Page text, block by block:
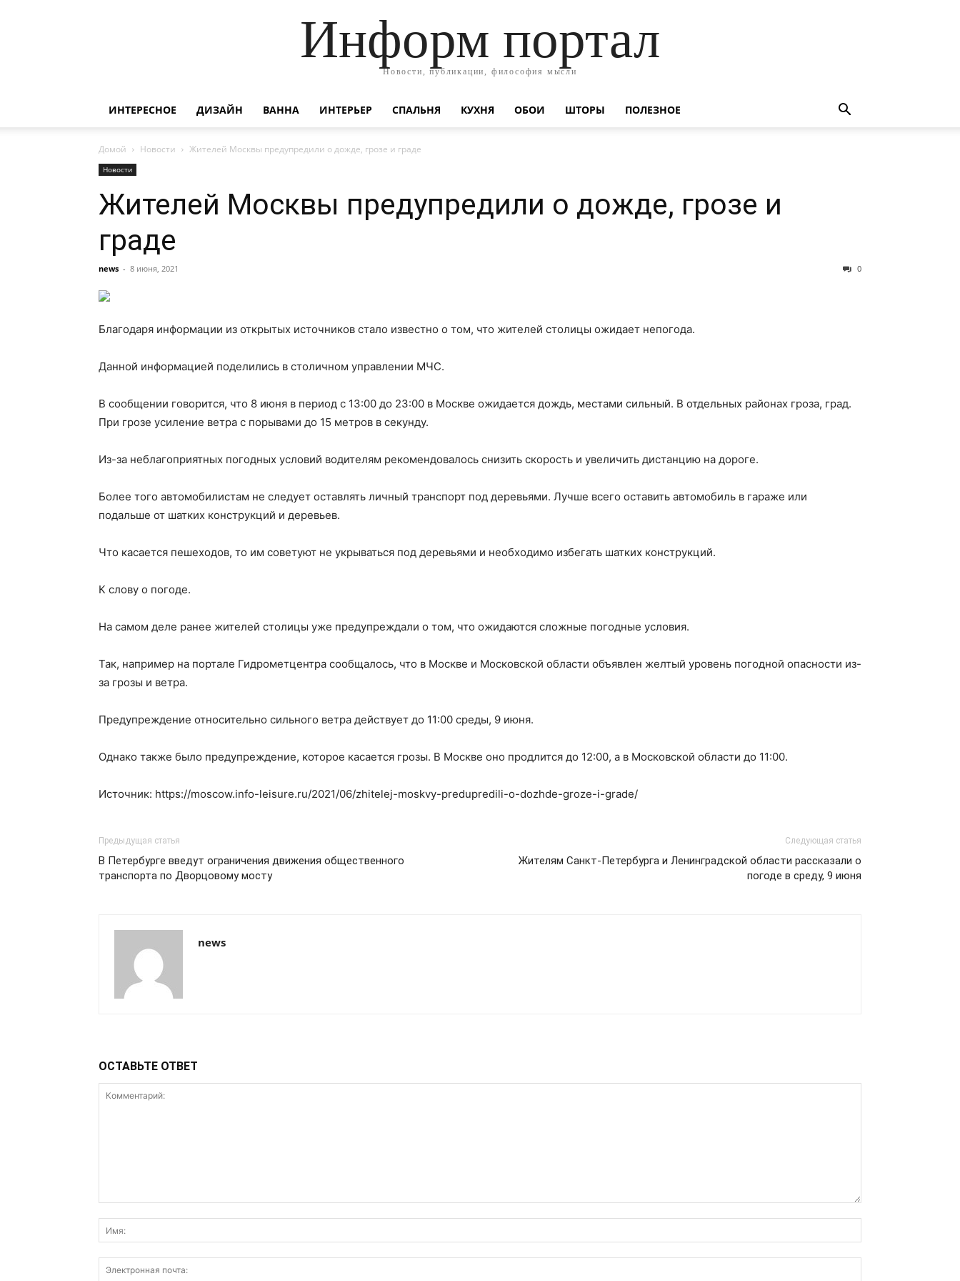
Информ портал
Новости, публикации, философия мысли
ИНТЕРЕСНОЕ ДИЗАЙН ВАННА ИНТЕРЬЕР СПАЛЬНЯ КУХНЯ ОБОИ ШТОРЫ ПОЛЕЗНОЕ
Домой Новости Жителей Москвы предупредили о дожде, грозе и граде
Новости
Жителей Москвы предупредили о дожде, грозе и
граде
news - 8 июня, 2021 0
Благодаря информации из открытых источников стало известно о том, что жителей столицы ожидает непогода.
Данной информацией поделились в столичном управлении МЧС.
В сообщении говорится, что 8 июня в период с 13:00 до 23:00 в Москве ожидается дождь, местами сильный. В отдельных районах гроза, град.
При грозе усиление ветра с порывами до 15 метров в секунду.
Из-за неблагоприятных погодных условий водителям рекомендовалось снизить скорость и увеличить дистанцию на дороге.
Более того автомобилистам не следует оставлять личный транспорт под деревьями. Лучше всего оставить автомобиль в гараже или
подальше от шатких конструкций и деревьев.
Что касается пешеходов, то им советуют не укрываться под деревьями и необходимо избегать шатких конструкций.
К слову о погоде.
На самом деле ранее жителей столицы уже предупреждали о том, что ожидаются сложные погодные условия.
Так, например на портале Гидрометцентра сообщалось, что в Москве и Московской области объявлен желтый уровень погодной опасности из-
за грозы и ветра.
Предупреждение относительно сильного ветра действует до 11:00 среды, 9 июня.
Однако также было предупреждение, которое касается грозы. В Москве оно продлится до 12:00, а в Московской области до 11:00.
Источник: https://moscow.info-leisure.ru/2021/06/zhitelej-moskvy-predupredili-o-dozhde-groze-i-grade/
Предыдущая статья
В Петербурге введут ограничения движения общественного
транспорта по Дворцовому мосту
Следующая статья
Жителям Санкт-Петербурга и Ленинградской области рассказали о
погоде в среду, 9 июня
news
ОСТАВЬТЕ ОТВЕТ